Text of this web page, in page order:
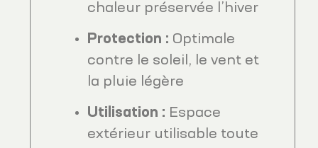
chaleur préservée l’hiver
Protection : Optimale
contre le soleil, le vent et
la pluie légère
Utilisation : Espace
extérieur utilisable toute